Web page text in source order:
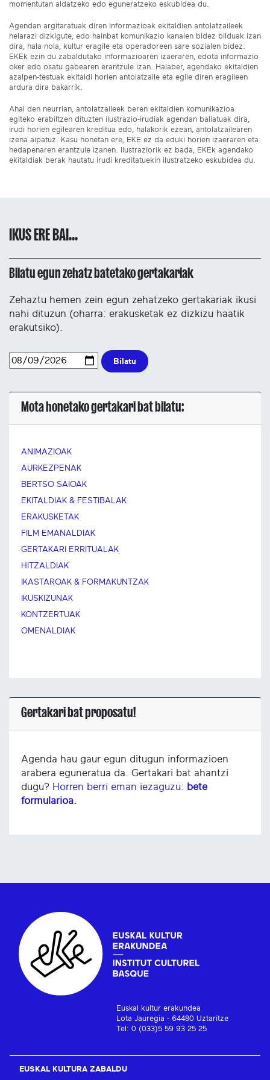
momentutan aldatzeko edo eguneratzeko eskubidea du.
Agendan argitaratuak diren informazioak ekitaldien antolatzaileek
helarazi dizkigute, edo hainbat komunikazio kanalen bidez bilduak izan
dira, hala nola, kultur eragile eta operadoreen sare sozialen bidez.
EKEk ezin du zabaldutako informazioaren izaeraren, edota informazio
oker edo osatu gabearen erantzule izan. Halaber, agendako ekitaldien
azalpen-testuak ekitaldi horien antolatzaile eta egile diren eragileen
ardura dira bakarrik.
Ahal den neurrian, antolatzaileek beren ekitaldien komunikazioa
egiteko erabiltzen dituzten ilustrazio-irudiak agendan baliatuak dira,
irudi horien egilearen kreditua edo, halakorik ezean, antolatzailearen
izena aipatuz. Kasu honetan ere, EKE ez da eduki horien izaeraren eta
hedapenaren erantzule izanen. Ilustraziorik ez bada, EKEk agendako
ekitaldiak berak hautatu irudi kreditatuekin ilustratzeko eskubidea du.
IKUS ERE BAI...
Bilatu egun zehatz batetako gertakariak
Zehaztu hemen zein egun zehatzeko gertakariak ikusi
nahi dituzun (oharra: erakusketak ez dizkizu haatik
erakutsiko).
Bilatu
Mota honetako gertakari bat bilatu:
ANIMAZIOAK
AURKEZPENAK
BERTSO SAIOAK
EKITALDIAK & FESTIBALAK
ERAKUSKETAK
FILM EMANALDIAK
GERTAKARI ERRITUALAK
HITZALDIAK
IKASTAROAK & FORMAKUNTZAK
IKUSKIZUNAK
KONTZERTUAK
OMENALDIAK
Gertakari bat proposatu!
Agenda hau gaur egun ditugun informazioen
arabera eguneratua da. Gertakari bat ahantzi
dugu? Horren berri eman iezaguzu: bete
formularioa.
Euskal kultur erakundea
Lota Jauregia - 64480 Uztaritze
Tel: 0 (033)5 59 93 25 25
EUSKAL KULTURA ZABALDU